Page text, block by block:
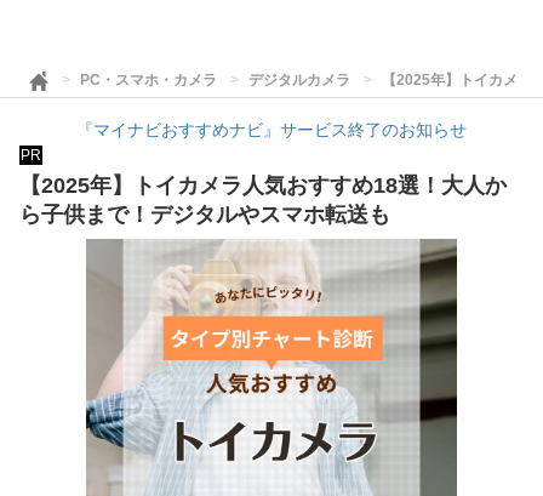
PC・スマホ・カメラ デジタルカメラ 【2025年】トイカメ
『マイナビおすすめナビ』サービス終了のお知らせ
PR
【2025年】トイカメラ人気おすすめ18選！大人か
ら子供まで！デジタルやスマホ転送も